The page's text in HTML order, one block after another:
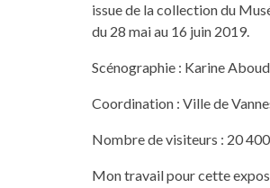
issue de la collection du
du 28 mai au 16 juin 2019.
Scénographie : Karine
Coordination : Ville de
Nombre de visiteurs : 20
Mon travail pour cette